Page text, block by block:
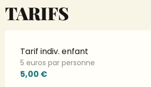
TARIFS
Tarif indiv. enfant
5 euros par personne
5,00 €